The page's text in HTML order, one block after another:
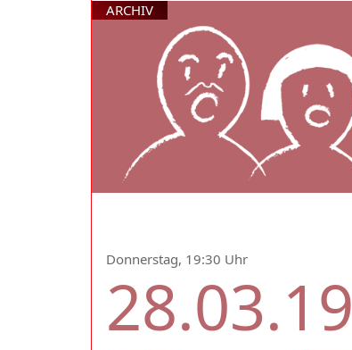
ARCHIV
Donnerstag, 19:30 Uhr
28.03.19